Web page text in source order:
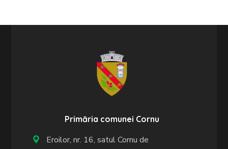
Primăria comunei Cornu
Eroilor, nr. 16, satul Cornu de